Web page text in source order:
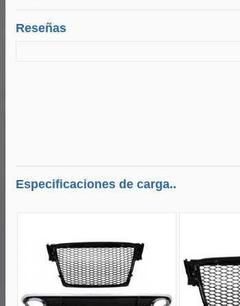
Reseñas
Especificaciones de carga..